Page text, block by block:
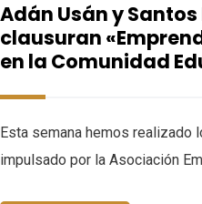
Adán Usán y
clausuran
en la Comunidad
Esta semana hemos
impulsado por la Asociación